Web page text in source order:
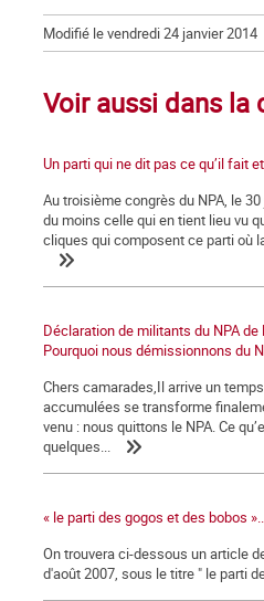
Modifié le vendredi 24 janvier 2014
Voir aussi dans la
Un parti qui ne dit pas ce qu’il fait
Au troisième congrès du NPA, le
du moins celle qui en tient lieu vu
cliques qui composent ce parti où
Déclaration de militants du NPA de
Pourquoi nous démissionnons du
Chers camarades,Il arrive un
accumulées se transforme
venu : nous quittons le NPA. Ce
quelques...
« le parti des gogos et des bobos
On trouvera ci-dessous un article
d'août 2007, sous le titre " le parti